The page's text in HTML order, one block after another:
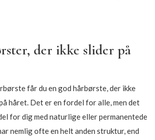
der ikke slider på
får du en god hårbørste, der ikke
håret. Det er en fordel for alle, men det
for dig med naturlige eller permanentede
nemlig ofte en helt anden struktur, end